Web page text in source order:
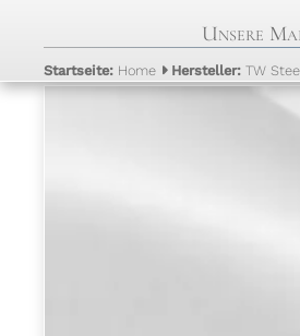
Unsere
Startseite: Home Hersteller:TW